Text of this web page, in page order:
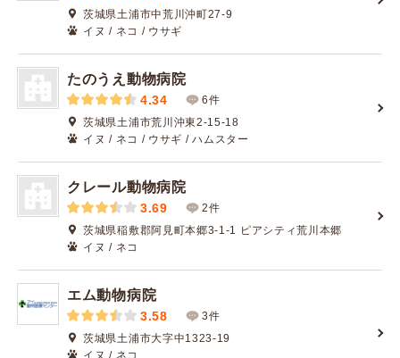
茨城県土浦市中荒川沖町27-9
イヌ / ネコ / ウサギ
たのうえ動物病院
4.34
6件
茨城県土浦市荒川沖東2-15-18
イヌ / ネコ / ウサギ / ハムスター
クレール動物病院
3.69
2件
茨城県稲敷郡阿見町本郷3-1-1 ピアシティ荒川本郷
イヌ / ネコ
エム動物病院
3.58
3件
茨城県土浦市大字中1323-19
イヌ / ネコ